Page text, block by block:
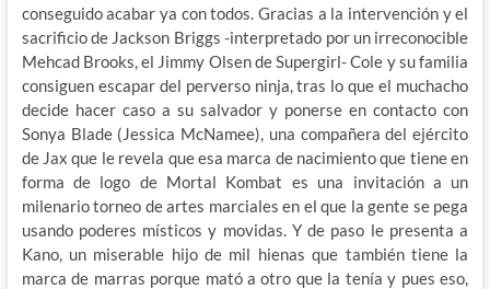
conseguido acabar ya con todos. Gracias a la intervención y el
sacrificio de Jackson Briggs -interpretado por un irreconocible
Mehcad Brooks, el Jimmy Olsen de Supergirl- Cole y su familia
consiguen escapar del perverso ninja, tras lo que el muchacho
decide hacer caso a su salvador y ponerse en contacto con
Sonya Blade (Jessica McNamee), una compañera del ejército
de Jax que le revela que esa marca de nacimiento que tiene en
forma de logo de Mortal Kombat es una invitación a un
milenario torneo de artes marciales en el que la gente se pega
usando poderes místicos y movidas. Y de paso le presenta a
Kano, un miserable hijo de mil hienas que también tiene la
marca de marras porque mató a otro que la tenía y pues eso,